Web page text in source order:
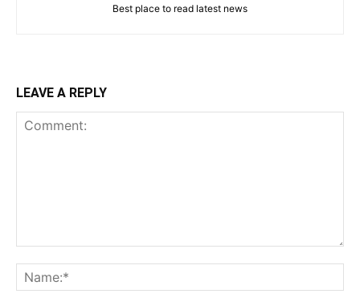
Best place to read latest news
LEAVE A REPLY